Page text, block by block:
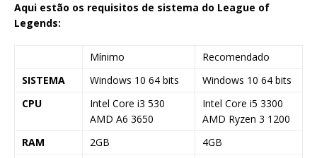
Aqui estão os requisitos de sistema do League of
Legends:
Mínimo
Recomendado
SISTEMA
Windows 10 64 bits
Windows 10 64 bits
CPU
Intel Core i3 530
AMD A6 3650
Intel Core i5 3300
AMD Ryzen 3 1200
RAM
2GB
4GB